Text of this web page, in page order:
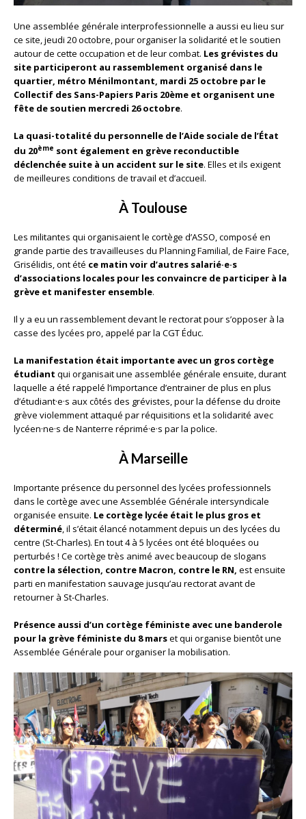
Une assemblée générale interprofessionnelle a aussi eu lieu sur
ce site, jeudi 20 octobre, pour organiser la solidarité et le soutien
autour de cette occupation et de leur combat. Les grévistes du
site participeront au rassemblement organisé dans le
quartier, métro Ménilmontant, mardi 25 octobre par le
Collectif des Sans-Papiers Paris 20ème et organisent une
fête de soutien mercredi 26 octobre.
La quasi-totalité du personnelle de l’Aide sociale de l’État
du 20ème sont également en grève reconductible
déclenchée suite à un accident sur le site. Elles et ils exigent
de meilleures conditions de travail et d’accueil.
À Toulouse
Les militantes qui organisaient le cortège d’ASSO, composé en
grande partie des travailleuses du Planning Familial, de Faire Face,
Grisélidis, ont été ce matin voir d’autres salarié·e·s
d’associations locales pour les convaincre de participer à la
grève et manifester ensemble.
Il y a eu un rassemblement devant le rectorat pour s’opposer à la
casse des lycées pro, appelé par la CGT Éduc.
La manifestation était importante avec un gros cortège
étudiant qui organisait une assemblée générale ensuite, durant
laquelle a été rappelé l’importance d’entrainer de plus en plus
d’étudiant·e·s aux côtés des grévistes, pour la défense du droite
grève violemment attaqué par réquisitions et la solidarité avec
lycéen·ne·s de Nanterre réprimé·e·s par la police.
À Marseille
Importante présence du personnel des lycées professionnels
dans le cortège avec une Assemblée Générale intersyndicale
organisée ensuite. Le cortège lycée était le plus gros et
déterminé, il s’était élancé notamment depuis un des lycées du
centre (St-Charles). En tout 4 à 5 lycées ont été bloquées ou
perturbés ! Ce cortège très animé avec beaucoup de slogans
contre la sélection, contre Macron, contre le RN, est ensuite
parti en manifestation sauvage jusqu’au rectorat avant de
retourner à St-Charles.
Présence aussi d’un cortège féministe avec une banderole
pour la grève féministe du 8 marset qui organise bientôt une
Assemblée Générale pour organiser la mobilisation.